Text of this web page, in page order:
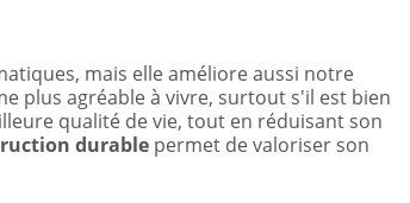
mais elle améliore aussi notre
plus agréable à vivre, surtout s'il est bien
qualité de vie, tout en réduisant son
durable permet de valoriser son